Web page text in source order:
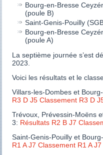
Bourg-en-Bresse
(poule B)
Saint-Genis-Pouilly
Bourg-en-Bresse
(poule A)
La septième journée s’est
2023.
Voici les résultats et le
Villars-les-Dombes et
R3 D J5 Classement R3 D
Trévoux, Prévessin-Moëns
3: Résultats R2 B J7
Saint-Genis-Pouilly et
R1 A J7 Classement R1 A J7